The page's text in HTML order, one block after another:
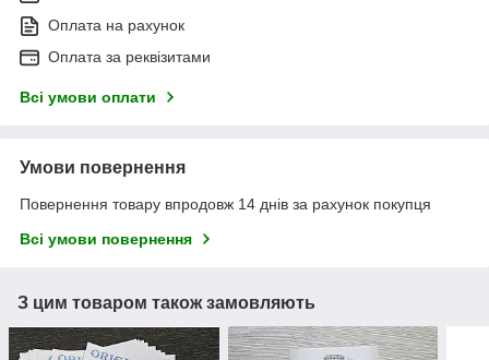
Оплата на рахунок
Оплата за реквізитами
Всі умови оплати
Умови повернення
Повернення товару впродовж 14 днів за рахунок покупця
Всі умови повернення
З цим товаром також замовляють